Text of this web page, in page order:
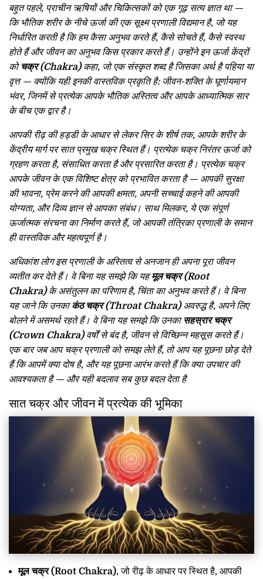
बहुत पहले, प्राचीन ऋषियों और चिकित्सकों को एक गूढ़ सत्य ज्ञात था —
कि भौतिक शरीर के नीचे ऊर्जा की एक सूक्ष्म प्रणाली विद्यमान है, जो यह
निर्धारित करती है कि हम कैसा अनुभव करते हैं, कैसे सोचते हैं, कैसे स्वस्थ
होते हैं और जीवन का अनुभव किस प्रकार करते हैं। उन्होंने इन ऊर्जा केंद्रों
कोचक्र (Chakra)कहा, जो एक संस्कृत शब्द है जिसका अर्थ है पहिया या
वृत्त — क्योंकि यही इनकी वास्तविक प्रकृति है: जीवन-शक्ति के घूर्णायमान
भंवर, जिनमें से प्रत्येक आपके भौतिक अस्तित्व और आपके आध्यात्मिक सार
के बीच एक द्वार है।
आपकी रीढ़ की हड्डी के आधार से लेकर सिर के शीर्ष तक, आपके शरीर के
केंद्रीय मार्ग पर सात प्रमुख चक्र स्थित हैं। प्रत्येक चक्र निरंतर ऊर्जा को
ग्रहण करता है, संसाधित करता है और प्रसारित करता है। प्रत्येक चक्र
आपके जीवन के एक विशिष्ट क्षेत्र को प्रभावित करता है — आपकी सुरक्षा
की भावना, प्रेम करने की आपकी क्षमता, अपनी सच्चाई कहने की आपकी
योग्यता, और दिव्य ज्ञान से आपका संबंध। साथ मिलकर, ये एक संपूर्ण
ऊर्जात्मक संरचना का निर्माण करते हैं, जो आपकी तंत्रिका प्रणाली के समान
ही वास्तविक और महत्वपूर्ण है।
अधिकांश लोग इस प्रणाली के अस्तित्व से अनजान ही अपना पूरा जीवन
व्यतीत कर देते हैं। वे बिना यह समझे कि यहमूल चक्र (Root
Chakra)के असंतुलन का परिणाम है, चिंता का अनुभव करते हैं। वे बिना
यह जाने कि उनकाकंठ चक्र (Throat Chakra)अवरुद्ध है, अपने लिए
बोलने में असमर्थ रहते हैं। वे बिना यह समझे कि उनकासहस्रार चक्र
(Crown Chakra)वर्षों से बंद है, जीवन से विच्छिन्न महसूस करते हैं।
एक बार जब आप चक्र प्रणाली को समझ लेते हैं, तो आप यह पूछना छोड़ देते
हैं कि आपमें क्या दोष है, और यह पूछना आरंभ करते हैं कि क्या उपचार की
आवश्यकता है — और यही बदलाव सब कुछ बदल देता है
सात चक्र और जीवन में प्रत्येक की भूमिका
मूल चक्र (Root Chakra), जो रीढ़ के आधार पर स्थित है, आपकी